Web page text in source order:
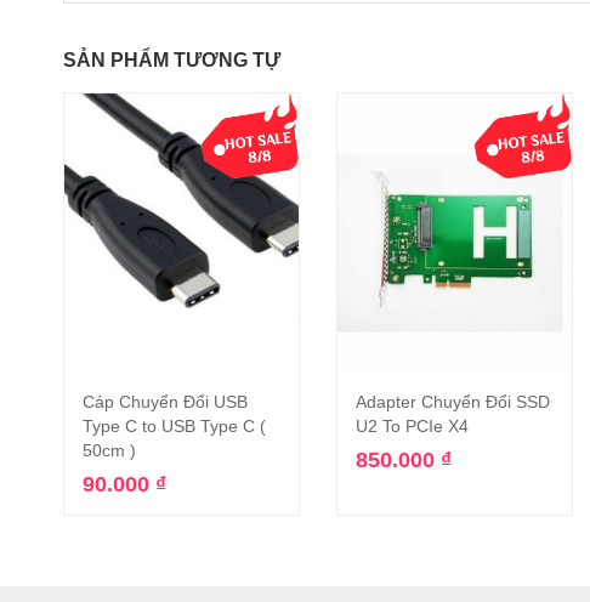
SẢN PHẨM TƯƠNG TỰ
Thêm vào giỏ hàng
Cáp Chuyển Đổi USB
Type C to USB Type C (
50cm )
90.000 ₫
Thêm vào giỏ hàng
Adapter Chuyển Đổi SSD
U2 To PCIe X4
850.000 ₫